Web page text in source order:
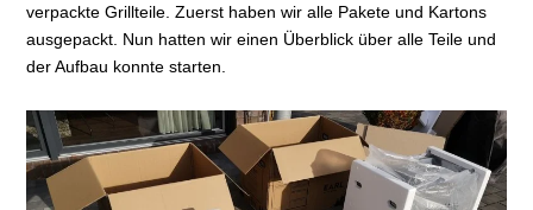
verpackte Grillteile. Zuerst haben wir alle Pakete und Kartons
ausgepackt. Nun hatten wir einen Überblick über alle Teile und
der Aufbau konnte starten.